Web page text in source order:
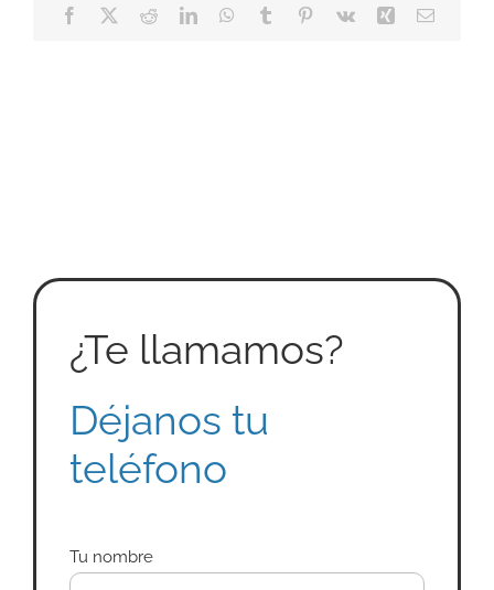
Facebook RedditLinkedInWhatsApp
Tumblr Pinterest
Vk Xing Correo
¿Te llamamos?
Déjanos tu
teléfono
Tu nombre